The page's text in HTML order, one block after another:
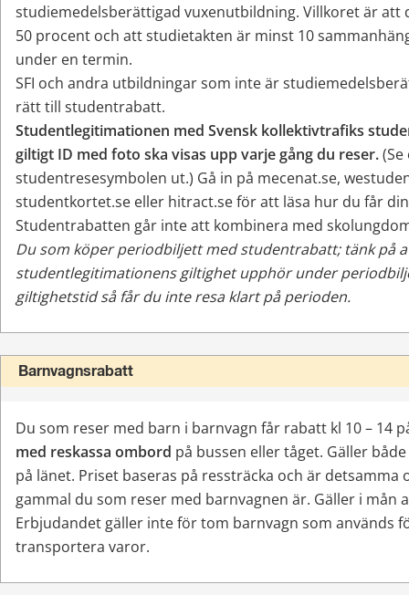
studiemedelsberättigad vuxenutbildning. Villkoret är att
50 procent och att studietakten är minst 10
under en termin.
SFI och andra utbildningar som inte är
rätt till studentrabatt.
Studentlegitimationen med Svensk kollektivtrafiks
giltigt ID med foto ska visas upp varje gång du reser.
studentresesymbolen ut.) Gå in på mecenat.se,
studentkortet.se eller hitract.se för att läsa hur du får
Studentrabatten går inte att kombinera med
Du som köper periodbiljett med studentrabatt; tänk på
studentlegitimationens giltighet upphör under
giltighetstid så får du inte resa klart på perioden.
Barnvagnsrabatt
Du som reser med barn i barnvagn får rabatt kl 10 – 14
med reskassa ombord på bussen eller tåget. Gäller
på länet. Priset baseras på ressträcka och är detsamma
gammal du som reser med barnvagnen är. Gäller i mån
Erbjudandet gäller inte för tom barnvagn som används
transportera varor.